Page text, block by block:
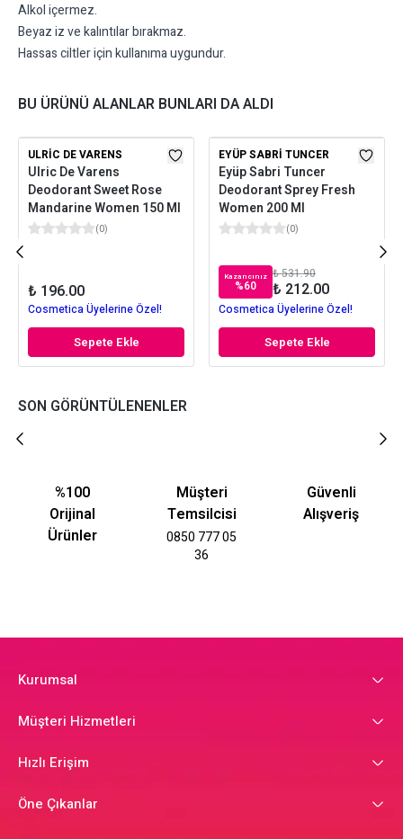
Alkol içermez.
Beyaz iz ve kalıntılar bırakmaz.
Hassas ciltler için kullanıma uygundur.
BU ÜRÜNÜ ALANLAR BUNLARI DA ALDI
ULRIC DE VARENS
Ulric De Varens
Deodorant Sweet Rose
Mandarine Women 150 Ml
(0)
₺ 196.00
Cosmetica Üyelerine Özel!
Sepete Ekle
EYÜP SABRI TUNCER
Eyüp Sabri Tuncer
Deodorant Sprey Fresh
Women 200 Ml
(0)
Kazancınız
%60
₺ 531.90
₺ 212.00
Cosmetica Üyelerine Özel!
Sepete Ekle
SON GÖRÜNTÜLENENLER
%100
Orijinal
Ürünler
Müşteri
Temsilcisi
0850 777 05
36
Güvenli
Alışveriş
Kurumsal
Müşteri Hizmetleri
Hızlı Erişim
Öne Çıkanlar